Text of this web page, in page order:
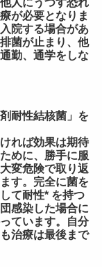
人にうつす恐れ
が必要となりま
院する場合があ
菌が止まり、他
勤、通学をしな
耐性結核菌」を
れば効果は期待
めに、勝手に服
変危険で取り返
す。完全に菌を
て耐性* を持つ
感染した場合に
ています。自分
治療は最後まで